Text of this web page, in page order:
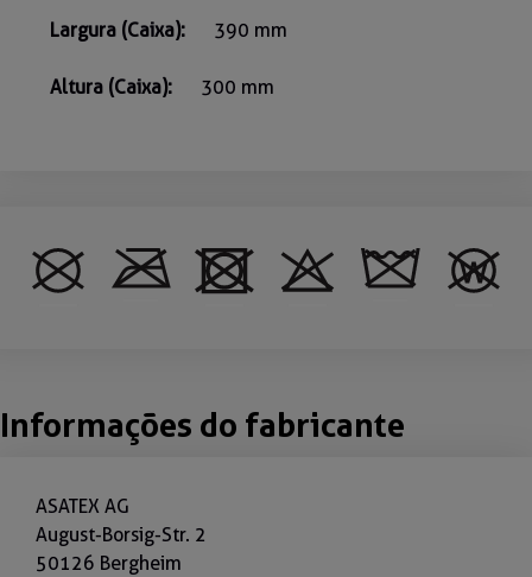
Largura (Caixa): 390 mm
Altura (Caixa): 300 mm
Informações do fabricante
ASATEX AG
August-Borsig-Str. 2
50126 Bergheim